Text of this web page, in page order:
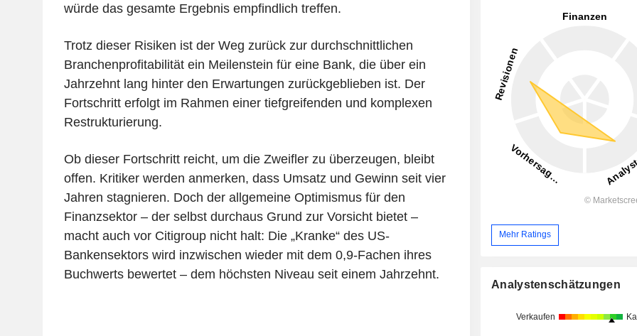
würde das gesamte Ergebnis empfindlich treffen.
Trotz dieser Risiken ist der Weg zurück zur durchschnittlichen
Branchenprofitabilität ein Meilenstein für eine Bank, die über ein
Jahrzehnt lang hinter den Erwartungen zurückgeblieben ist. Der
Fortschritt erfolgt im Rahmen einer tiefgreifenden und komplexen
Restrukturierung.
Ob dieser Fortschritt reicht, um die Zweifler zu überzeugen, bleibt
offen. Kritiker werden anmerken, dass Umsatz und Gewinn seit vier
Jahren stagnieren. Doch der allgemeine Optimismus für den
Finanzsektor – der selbst durchaus Grund zur Vorsicht bietet –
macht auch vor Citigroup nicht halt: Die „Kranke“ des US-
Bankensektors wird inzwischen wieder mit dem 0,9-Fachen ihres
Buchwerts bewertet – dem höchsten Niveau seit einem Jahrzehnt.
Mehr Ratings
Analystenschätzungen
Verkaufen